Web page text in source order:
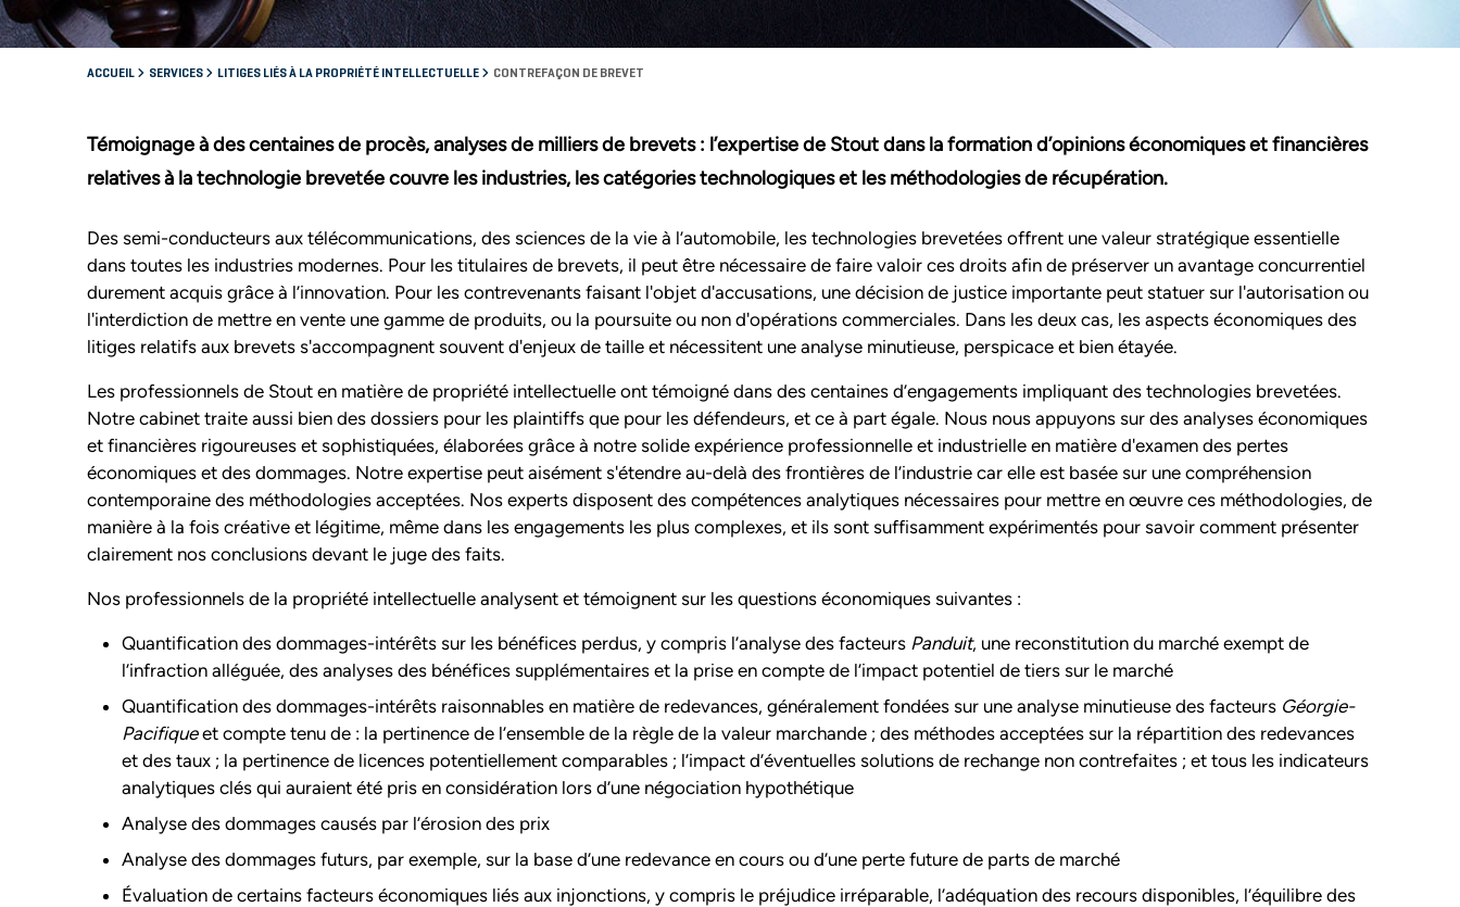
ACCUEIL SERVICES LITIGES LIÉS À LA PROPRIÉTÉ INTELLECTUELLE CONTREFAÇON DE BREVET
Témoignage à des centaines de procès, analyses de milliers de brevets : l’expertise de Stout dans la formation d’opinions économiques et financières
relatives à la technologie brevetée couvre les industries, les catégories technologiques et les méthodologies de récupération.
Des semi-conducteurs aux télécommunications, des sciences de la vie à l’automobile, les technologies brevetées offrent une valeur stratégique essentielle
dans toutes les industries modernes. Pour les titulaires de brevets, il peut être nécessaire de faire valoir ces droits afin de préserver un avantage concurrentiel
durement acquis grâce à l’innovation. Pour les contrevenants faisant l'objet d'accusations, une décision de justice importante peut statuer sur l'autorisation ou
l'interdiction de mettre en vente une gamme de produits, ou la poursuite ou non d'opérations commerciales. Dans les deux cas, les aspects économiques des
litiges relatifs aux brevets s'accompagnent souvent d'enjeux de taille et nécessitent une analyse minutieuse, perspicace et bien étayée.
Les professionnels de Stout en matière de propriété intellectuelle ont témoigné dans des centaines d’engagements impliquant des technologies brevetées.
Notre cabinet traite aussi bien des dossiers pour les plaintiffs que pour les défendeurs, et ce à part égale. Nous nous appuyons sur des analyses économiques
et financières rigoureuses et sophistiquées, élaborées grâce à notre solide expérience professionnelle et industrielle en matière d'examen des pertes
économiques et des dommages. Notre expertise peut aisément s'étendre au-delà des frontières de l’industrie car elle est basée sur une compréhension
contemporaine des méthodologies acceptées. Nos experts disposent des compétences analytiques nécessaires pour mettre en œuvre ces méthodologies, de
manière à la fois créative et légitime, même dans les engagements les plus complexes, et ils sont suffisamment expérimentés pour savoir comment présenter
clairement nos conclusions devant le juge des faits.
Nos professionnels de la propriété intellectuelle analysent et témoignent sur les questions économiques suivantes :
Quantification des dommages-intérêts sur les bénéfices perdus, y compris l’analyse des facteurs Panduit, une reconstitution du marché exempt de
l’infraction alléguée, des analyses des bénéfices supplémentaires et la prise en compte de l’impact potentiel de tiers sur le marché
Quantification des dommages-intérêts raisonnables en matière de redevances, généralement fondées sur une analyse minutieuse des facteurs Géorgie-
Pacifiqueet compte tenu de : la pertinence de l’ensemble de la règle de la valeur marchande ; des méthodes acceptées sur la répartition des redevances
et des taux ; la pertinence de licences potentiellement comparables ; l’impact d’éventuelles solutions de rechange non contrefaites ; et tous les indicateurs
analytiques clés qui auraient été pris en considération lors d’une négociation hypothétique
Analyse des dommages causés par l’érosion des prix
Analyse des dommages futurs, par exemple, sur la base d’une redevance en cours ou d’une perte future de parts de marché
Évaluation de certains facteurs économiques liés aux injonctions, y compris le préjudice irréparable, l’adéquation des recours disponibles, l’équilibre des